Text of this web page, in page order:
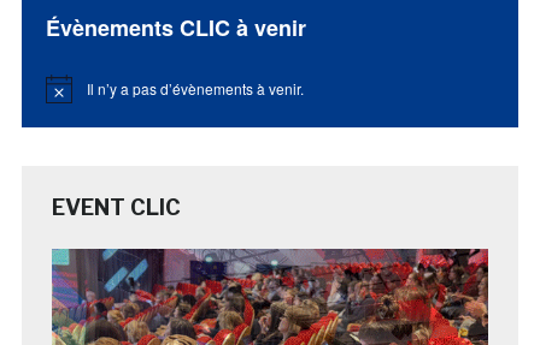
Évènements CLIC à venir
Notice Il n’y a pas d’évènements à venir.
EVENT CLIC